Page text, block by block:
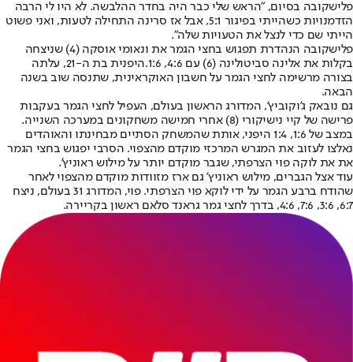
פלישקובה בסיום, "הראש שלי כבר היה בחדר ההלבשה. לא היו לי הרבה
הזדמנויות כשהייתי בפיגור 5:1, אבל אז סרינה התחילה לטעות, ואני פשוט
הייתי שם כדי לנצל את הטעויות שלה".
פלישקובה הנהדרת תפגוש בחצי הגמר את ונאומי אוסקה (4) שניצחה
בקלות את אלינה סביטולינה (6) עם 4:6, 1:6.היפנית בת ה-21, עלתה
בצורה מרשימה לחצי הגמר על חשבון האוקראינית, שתנסה שוב בשנה
הבאה.
גם נובאק ג'וקוביץ', המדורג הראשון בעולם, העפיל לחצי הגמר בעקבות
פרישה של קיי נישיקורי (8) אחרי חמישה משחקונים במערכה השנייה.
במצב של 1:6, 1:4 היפני, אותת שהמשחק הסתיים מבחינתו והאוהדים
נאלצו לעזוב את המגרש המרכזי מוקדם מהצפוי. הסרבי יפגוש בחצי הגמר
את את לוקה פוי הצרפתי, שגבר מוקדם יותר על מילוש ראוניץ'.
עוד אצל הגברים, מילוש ראוניץ' גם ארז מזוודות מוקדם מהצפוי לאחר
שהודח ברבע הגמר על ידי לוקא פוי הצרפתי. פוי, המדורג 31 בעולם, ניצח
6:7, 3:6, 7:6, 4:6, בדרך לחצי גמר גראנד סלאם ראשון בקריירה.